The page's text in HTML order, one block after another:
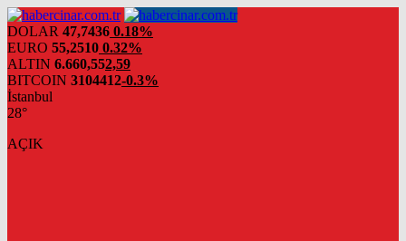
DOLAR 47,7436 0.18%
EURO 55,2510 0.32%
ALTIN 6.660,552,59
BITCOIN 3104412-0.3%
İstanbul
28°
AÇIK